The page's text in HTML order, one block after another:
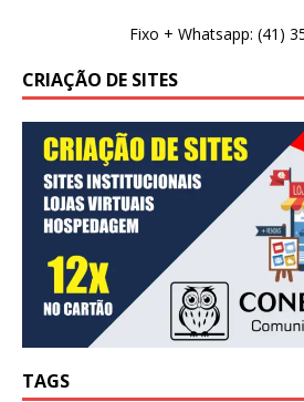
Fixo + Whatsapp: (41)
CRIAÇÃO DE SITES
TAGS